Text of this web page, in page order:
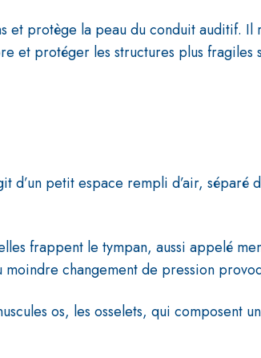
et protège la peau du conduit auditif. Il
et protéger les structures plus fragiles
d’un petit espace rempli d’air, séparé
frappent le tympan, aussi appelé
changement de pression
os, les osselets, qui composent